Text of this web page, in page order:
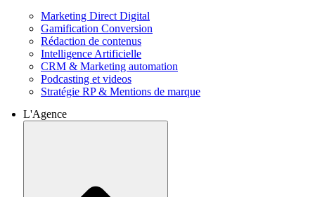
Marketing Direct Digital
Gamification Conversion
Rédaction de contenus
Intelligence Artificielle
CRM & Marketing automation
Podcasting et videos
Stratégie RP & Mentions de marque
L'Agence